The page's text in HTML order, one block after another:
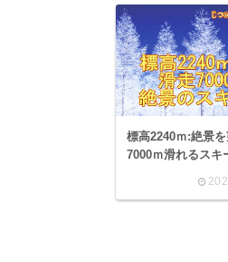
標高2240ｍ:絶景
7000ｍ滑れるスキ